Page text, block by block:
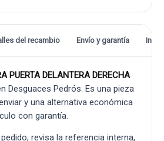
del recambio Envío y garantía
PUERTA DELANTERA DERECHA
Desguaces Pedrós. Es una pieza
y una alternativa económica
con garantía.
revisa la referencia interna,